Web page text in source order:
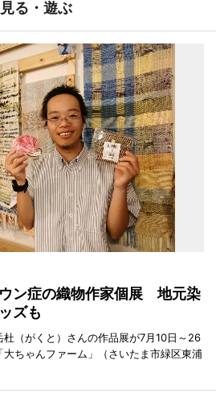
見る・遊ぶ
ン症の織物作家個展 地元染
ズも
（がくと）さんの作品展が7月10日～26
ちゃんファーム」（さいたま市緑区東浦